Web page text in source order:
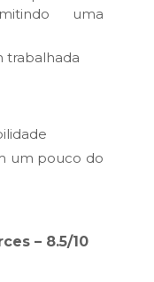
uma
trabalhada
um pouco do
– 8.5/10